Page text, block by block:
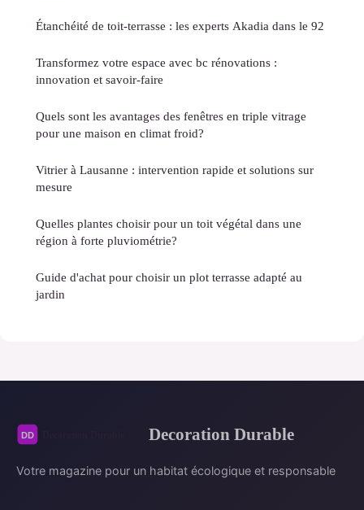
Étanchéité de toit-terrasse : les experts Akadia dans le 92
Transformez votre espace avec bc rénovations :
innovation et savoir-faire
Quels sont les avantages des fenêtres en triple vitrage
pour une maison en climat froid?
Vitrier à Lausanne : intervention rapide et solutions sur
mesure
Quelles plantes choisir pour un toit végétal dans une
région à forte pluviométrie?
Guide d'achat pour choisir un plot terrasse adapté au
jardin
Decoration Durable
Votre magazine pour un habitat écologique et responsable